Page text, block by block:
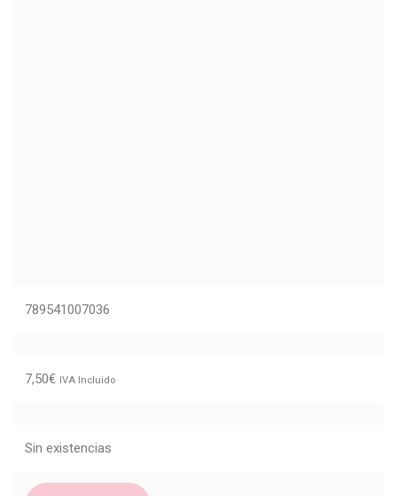
789541007036
7,50€ IVA Incluido
Sin existencias